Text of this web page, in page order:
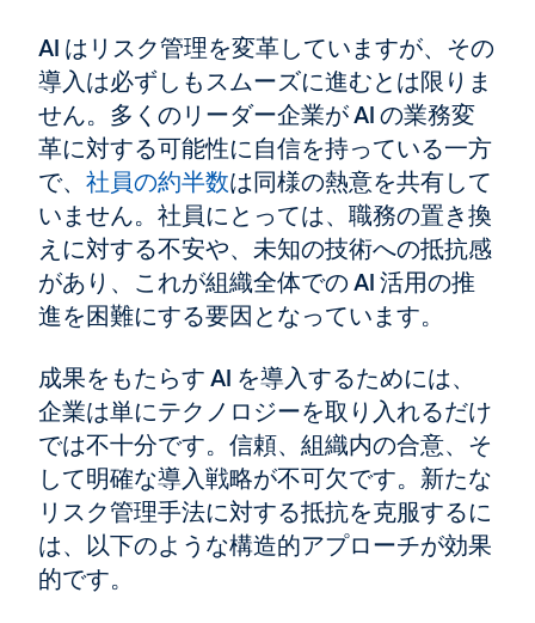
AI はリスク管理を変革していますが、その
導入は必ずしもスムーズに進むとは限りま
せん。多くのリーダー企業が AI の業務変
革に対する可能性に自信を持っている一方
で、 社員の約半数は同様の熱意を共有して
いません。社員にとっては、職務の置き換
えに対する不安や、未知の技術への抵抗感
があり、これが組織全体での AI 活用の推
進を困難にする要因となっています。
成果をもたらす AI を導入するためには、
企業は単にテクノロジーを取り入れるだけ
では不十分です。信頼、組織内の合意、そ
して明確な導入戦略が不可欠です。新たな
リスク管理手法に対する抵抗を克服するに
は、以下のような構造的アプローチが効果
的です。